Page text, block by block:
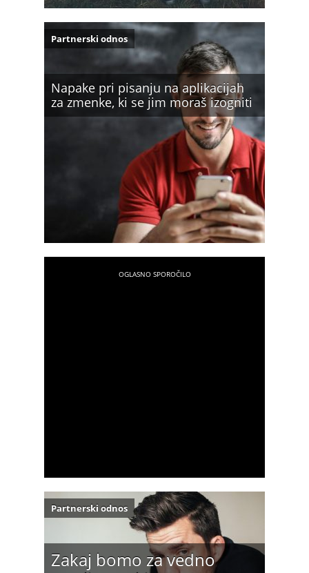
Napake pri pisanju na aplikacijah
za zmenke, ki se jim moraš izogniti
Partnerski odnos
Zakaj bomo za vedno
Partnerski odnos